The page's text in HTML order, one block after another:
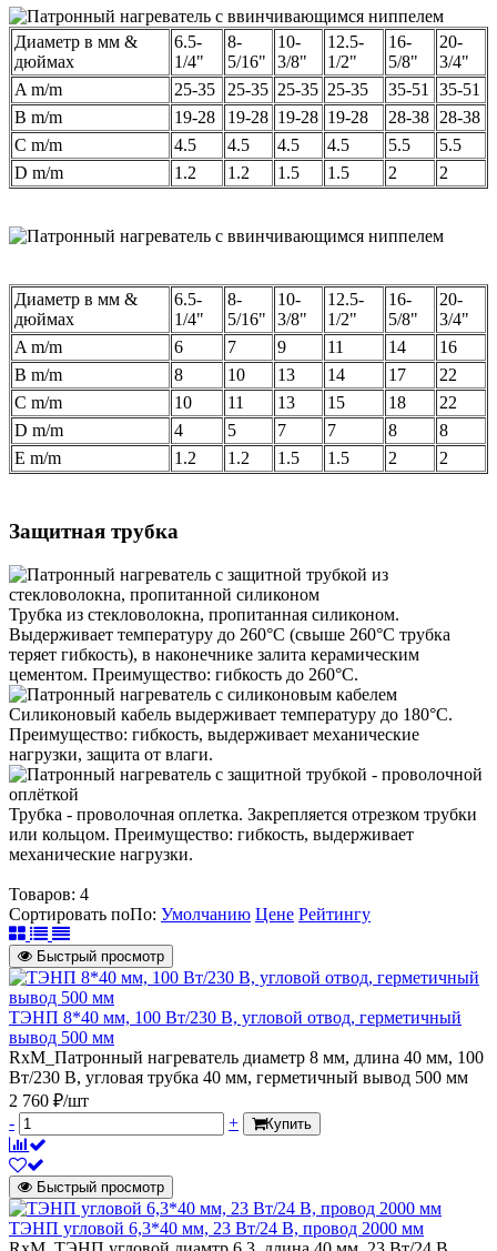
Диаметр в мм &
дюймах
6.5-
1/4"
8-
5/16"
10-
3/8"
12.5-
1/2"
16-
5/8"
20-
3/4"
A m/m
25-35 25-35 25-35 25-35 35-51
35-51
B m/m
19-28 19-28 19-28 19-28 28-38 28-38
C m/m
4.5 4.5 4.5 4.5 5.5
5.5
D m/m
1.2 1.2 1.5 1.5 2 2
Диаметр в мм &
дюймах
6.5-
1/4"
8-
5/16"
10-
3/8"
12.5-
1/2"
16-
5/8"
20-
3/4"
A m/m
6 7 9 11 14
16
B m/m
8 10 13 14 17
22
C m/m
10 11 13 15 18
22
D m/m
4 5 7 7 8
8
E m/m
1.2 1.2 1.5 1.5 2 2
Защитная трубка
Трубка из стекловолокна, пропитанная силиконом.
Выдерживает температуру до 260°C (свыше 260°C трубка
теряет гибкость), в наконечнике залита керамическим
цементом. Преимущество: гибкость до 260°C.
Силиконовый кабель выдерживает температуру до 180°C.
Преимущество: гибкость, выдерживает механические
нагрузки, защита от влаги.
Трубка - проволочная оплетка. Закрепляется отрезком трубки
или кольцом. Преимущество: гибкость, выдерживает
механические нагрузки.
Товаров: 4
Сортировать поПо: Умолчанию Цене Рейтингу
Быстрый просмотр
ТЭНП 8*40 мм, 100 Вт/230 В, угловой отвод, герметичный
вывод 500 мм
RxM_Патронный нагреватель диаметр 8 мм, длина 40 мм, 100
Вт/230 В, угловая трубка 40 мм, герметичный вывод 500 мм
2 760 ₽/шт
-
+ Купить
Быстрый просмотр
ТЭНП угловой 6,3*40 мм, 23 Вт/24 В, провод 2000 мм